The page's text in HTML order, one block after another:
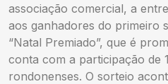
associação comercial, a
aos ganhadores do primeiro
“Natal Premiado”, que é
conta com a participação de
rondonenses. O sorteio